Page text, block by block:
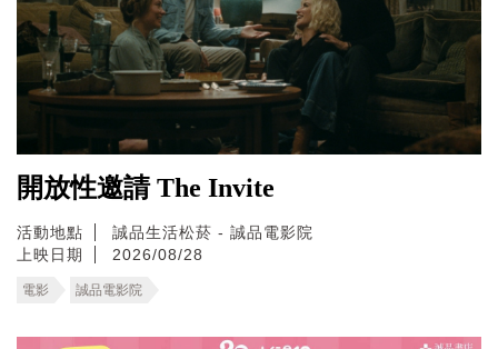
開放性邀請 The Invite
活動地點
誠品生活松菸 - 誠品電影院
上映日期
2026/08/28
電影 誠品電影院